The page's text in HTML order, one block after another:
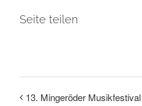
Seite teilen
13. Mingeröder Musikfestival